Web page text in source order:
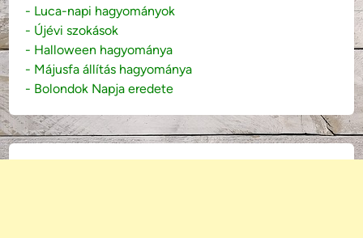
- Luca-napi hagyományok
- Újévi szokások
- Halloween hagyománya
- Májusfa állítás hagyománya
- Bolondok Napja eredete